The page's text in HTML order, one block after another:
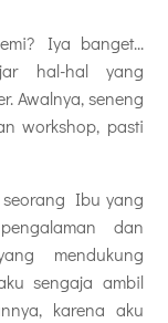
Iya banget...
hal-hal yang
Awalnya, seneng
workshop, pasti
Ibu yang
dan
mendukung
sengaja ambil
karena aku